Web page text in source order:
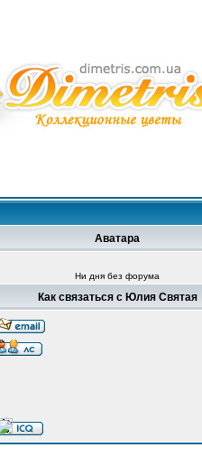
Аватара
Ни дня без форума
Как связаться с Юлия Святая